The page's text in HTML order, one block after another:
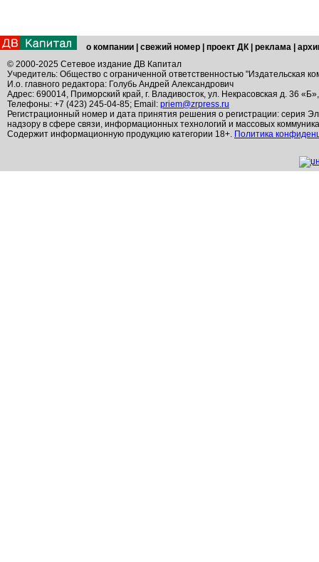
о компании свежий номер проект ДК реклама
© 2000-2025 Сетевое издание ДВ Капитал
Учредитель: Общество с ограниченной ответственностью "Издательская
И.о. главного редактора: Голубь Андрей Александрович
Адрес: 690014, Приморский край, г. Владивосток, ул. Некрасовская д. 36
Телефоны: +7 (423) 245-04-85; Email: priem@zrpress.ru
Регистрационный номер и дата принятия решения о регистрации: серия
надзору в сфере связи, информационных технологий и массовых
Содержит информационную продукцию категории 18+. Политика